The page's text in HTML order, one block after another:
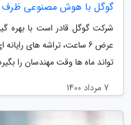
گوگل با هوش مصنوعی ظرف 6 ساعت تراشه می سازد
شرکت گوگل قادر است با بهره
عرض 6 ساعت، تراشه های
تواند ماه ها وقت مهندسان را
7 مرداد 1400